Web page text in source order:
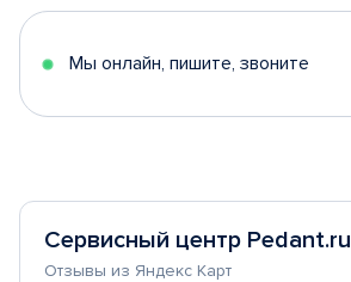
5
Мы онлайн, пишите, звоните
Сервисный центр Pedant.ru
Отзывы из Яндекс Карт